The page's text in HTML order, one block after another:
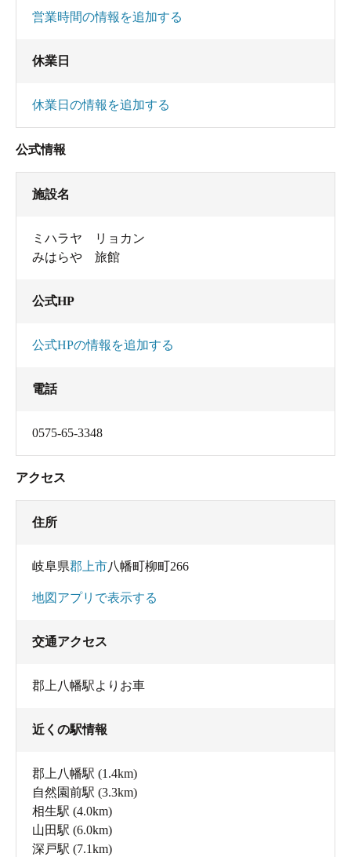
営業時間の情報を追加する
休業日
休業日の情報を追加する
公式情報
施設名
ミハラヤ リョカン
みはらや 旅館
公式HP
公式HPの情報を追加する
電話
0575-65-3348
アクセス
住所
岐阜県郡上市八幡町柳町266
地図アプリで表示する
交通アクセス
郡上八幡駅よりお車
近くの駅情報
郡上八幡駅 (1.4km)
自然園前駅 (3.3km)
相生駅 (4.0km)
山田駅 (6.0km)
深戸駅 (7.1km)